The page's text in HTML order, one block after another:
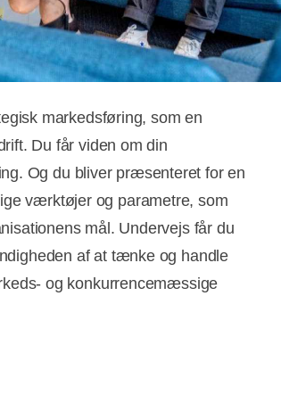
markedsføring, som en
Du får viden om din
Og du bliver præsenteret for en
værktøjer og parametre, som
mål. Undervejs får du
af at tænke og handle
og konkurrencemæssige